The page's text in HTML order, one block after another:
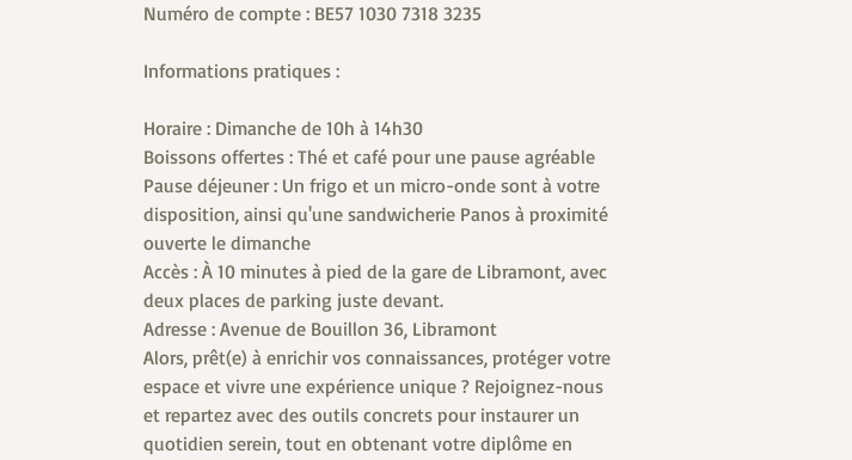
Numéro de compte : BE57 1030 7318 3235
Informations pratiques :
Horaire : Dimanche de 10h à 14h30
Boissons offertes : Thé et café pour une pause agréable
Pause déjeuner : Un frigo et un micro-onde sont à votre
disposition, ainsi qu'une sandwicherie Panos à proximité
ouverte le dimanche
Accès : À 10 minutes à pied de la gare de Libramont, avec
deux places de parking juste devant.
Adresse : Avenue de Bouillon 36, Libramont
Alors, prêt(e) à enrichir vos connaissances, protéger votre
espace et vivre une expérience unique ? Rejoignez-nous
et repartez avec des outils concrets pour instaurer un
quotidien serein, tout en obtenant votre diplôme en